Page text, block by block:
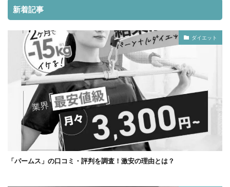
新着記事
ダイエット
「パームス」の口コミ・評判を調査！激安の理由とは？